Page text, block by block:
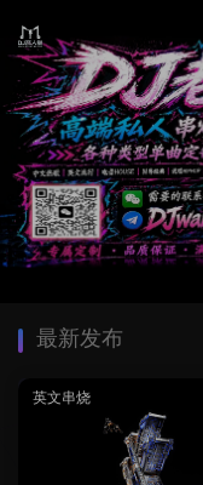
最新发布
英文串烧